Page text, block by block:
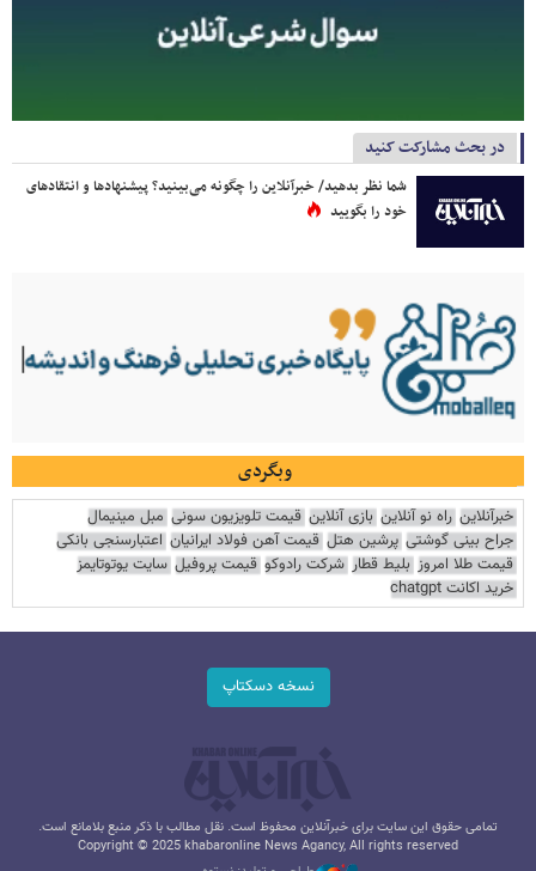
در بحث مشارکت کنید
شما نظر بدهید/ خبرآنلاین را چگونه می‌بینید؟ پیشنهادها و انتقادهای
خود را بگویید
وبگردی
خبرآنلاین راه نو آنلاین بازی آنلاین قیمت تلویزیون سونی مبل مینیمال
جراح بینی گوشتی پرشین هتل قیمت آهن فولاد ایرانیان اعتبارسنجی بانکی
قیمت طلا امروز بلیط قطار شرکت رادوکو قیمت پروفیل سایت یوتوتایمز
خرید اکانت chatgpt
نسخه دسکتاپ
تمامی حقوق این سایت برای خبرآنلاین محفوظ است. نقل مطالب با ذکر منبع بلامانع است.
Copyright © 2025 khabaronline News Agancy, All rights reserved